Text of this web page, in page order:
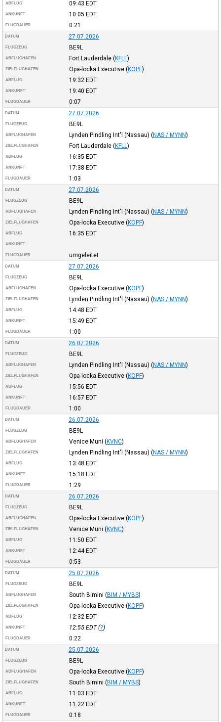
ABFLUG 09:43 EDT
ANKUNFT 10:05 EDT
FLUGDAUER 0:21
DATUM 27.07.2026
FLUGZEUG BE9L
ABFLUGHAFEN Fort Lauderdale (KFLL )
ZIELFLUGHAFEN Opa-locka Executive (KOPF)
ABFLUG 19:32 EDT
ANKUNFT 19:40 EDT
FLUGDAUER 0:07
DATUM 27.07.2026
FLUGZEUG BE9L
ABFLUGHAFEN Lynden Pindling Int'l (Nassau) (NAS / MYNN)
ZIELFLUGHAFEN Fort Lauderdale (KFLL )
ABFLUG 16:35 EDT
ANKUNFT 17:38 EDT
FLUGDAUER 1:03
DATUM 27.07.2026
FLUGZEUG BE9L
ABFLUGHAFEN Lynden Pindling Int'l (Nassau) (NAS / MYNN)
ZIELFLUGHAFEN Opa-locka Executive (KOPF)
ABFLUG 16:35 EDT
ANKUNFT
FLUGDAUER umgeleitet
DATUM 27.07.2026
FLUGZEUG BE9L
ABFLUGHAFEN Opa-locka Executive (KOPF)
ZIELFLUGHAFEN Lynden Pindling Int'l (Nassau) (NAS / MYNN)
ABFLUG 14:48 EDT
ANKUNFT 15:49 EDT
FLUGDAUER 1:00
DATUM 26.07.2026
FLUGZEUG BE9L
ABFLUGHAFEN Lynden Pindling Int'l (Nassau) (NAS / MYNN)
ZIELFLUGHAFEN Opa-locka Executive (KOPF)
ABFLUG 15:56 EDT
ANKUNFT 16:57 EDT
FLUGDAUER 1:00
DATUM 26.07.2026
FLUGZEUG BE9L
ABFLUGHAFEN Venice Muni (KVNC)
ZIELFLUGHAFEN Lynden Pindling Int'l (Nassau) (NAS / MYNN)
ABFLUG 13:48 EDT
ANKUNFT 15:18 EDT
FLUGDAUER 1:29
DATUM 26.07.2026
FLUGZEUG BE9L
ABFLUGHAFEN Opa-locka Executive (KOPF)
ZIELFLUGHAFEN Venice Muni (KVNC)
ABFLUG 11:50 EDT
ANKUNFT 12:44EDT
FLUGDAUER 0:53
DATUM 25.07.2026
FLUGZEUG BE9L
ABFLUGHAFEN South Bimini (BIM / MYBS)
ZIELFLUGHAFEN Opa-locka Executive (KOPF)
ABFLUG 12:32 EDT
ANKUNFT 12:55 EDT(?)
FLUGDAUER 0:22
DATUM 25.07.2026
FLUGZEUG BE9L
ABFLUGHAFEN Opa-locka Executive (KOPF)
ZIELFLUGHAFEN South Bimini (BIM / MYBS)
ABFLUG 11:03 EDT
ANKUNFT 11:22 EDT
FLUGDAUER 0:18